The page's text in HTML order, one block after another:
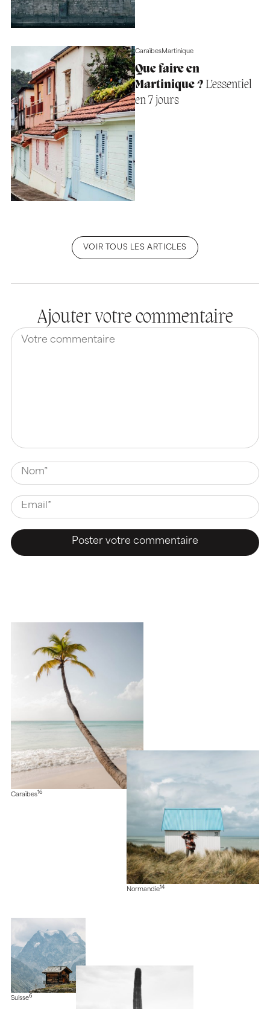
CaraïbesMartinique
Que faire en
Martinique ?L’essentiel
en 7 jours
VOIR TOUS LES ARTICLES
Ajouter votre commentaire
Caraïbes16
Normandie14
Suisse6